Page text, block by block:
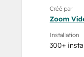
Créé par
Zoom
Installation
300+